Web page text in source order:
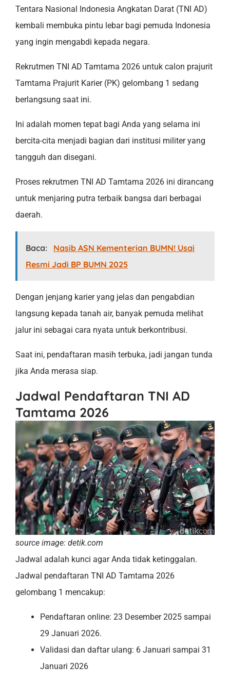
Tentara Nasional Indonesia Angkatan Darat (TNI AD)
kembali membuka pintu lebar bagi pemuda Indonesia
yang ingin mengabdi kepada negara.
Rekrutmen TNI AD Tamtama 2026 untuk calon prajurit
Tamtama Prajurit Karier (PK) gelombang 1 sedang
berlangsung saat ini.
Ini adalah momen tepat bagi Anda yang selama ini
bercita-cita menjadi bagian dari institusi militer yang
tangguh dan disegani.
Proses rekrutmen TNI AD Tamtama 2026 ini dirancang
untuk menjaring putra terbaik bangsa dari berbagai
daerah.
Baca:
Nasib ASN Kementerian BUMN! Usai
Resmi Jadi BP BUMN 2025
Dengan jenjang karier yang jelas dan pengabdian
langsung kepada tanah air, banyak pemuda melihat
jalur ini sebagai cara nyata untuk berkontribusi.
Saat ini, pendaftaran masih terbuka, jadi jangan tunda
jika Anda merasa siap.
Jadwal Pendaftaran TNI AD
Tamtama 2026
source image: detik.com
Jadwal adalah kunci agar Anda tidak ketinggalan.
Jadwal pendaftaran TNI AD Tamtama 2026
gelombang 1 mencakup:
Pendaftaran online: 23 Desember 2025 sampai
29 Januari 2026.
Validasi dan daftar ulang: 6 Januari sampai 31
Januari 2026